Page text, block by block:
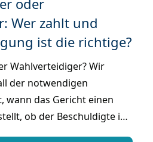
Wer zahlt und
ist die richtige?
Wahlverteidiger? Wir
der notwendigen
wann das Gericht einen
ob der Beschuldigte ihn